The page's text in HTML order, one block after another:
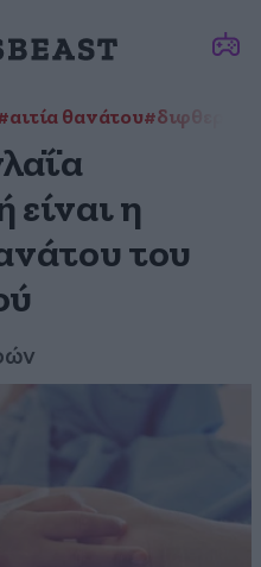
θανάτου
είναι η
του